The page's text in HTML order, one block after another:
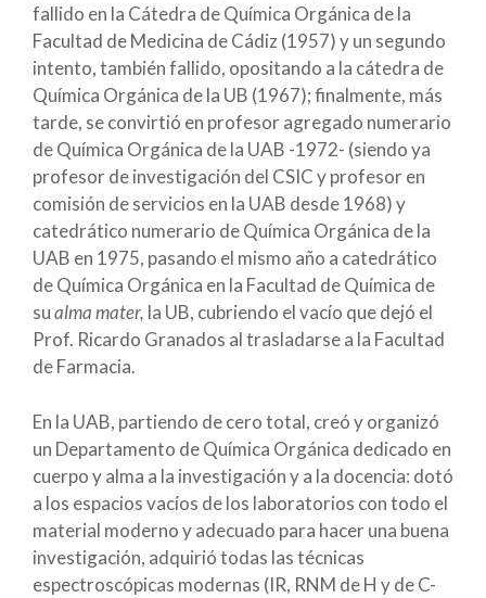
fallido en la Cátedra de Química Orgánica de la
Facultad de Medicina de Cádiz (1957) y un segundo
intento, también fallido, opositando a la cátedra de
Química Orgánica de la UB (1967); finalmente, más
tarde, se convirtió en profesor agregado numerario
de Química Orgánica de la UAB -1972- (siendo ya
profesor de investigación del CSIC y profesor en
comisión de servicios en la UAB desde 1968) y
catedrático numerario de Química Orgánica de la
UAB en 1975, pasando el mismo año a catedrático
de Química Orgánica en la Facultad de Química de
sualma mater, la UB, cubriendo el vacío que dejó el
Prof. Ricardo Granados al trasladarse a la Facultad
de Farmacia.
En la UAB, partiendo de cero total, creó y organizó
un Departamento de Química Orgánica dedicado en
cuerpo y alma a la investigación y a la docencia: dotó
a los espacios vacíos de los laboratorios con todo el
material moderno y adecuado para hacer una buena
investigación, adquirió todas las técnicas
espectroscópicas modernas (IR, RNM de H y de C-